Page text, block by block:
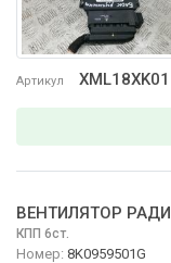
Артикул XML18XK01
ВЕНТИЛЯТОР
КПП 6ст.
Номер: 8K0959501G